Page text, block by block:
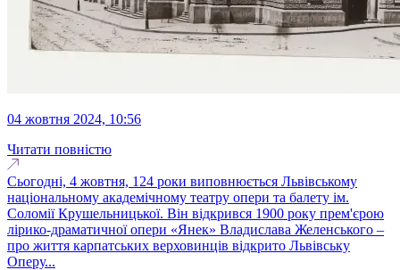
04 жовтня 2024, 10:56
Читати повністю
Сьогодні, 4 жовтня, 124 роки виповнюється Львівському
національному академічному театру опери та балету ім.
Соломії Крушельницької. Він відкрився 1900 року прем'єрою
лірико-драматичної опери «Янек» Владислава Желенського –
про життя карпатських верховинців відкрито Львівську
Оперу...